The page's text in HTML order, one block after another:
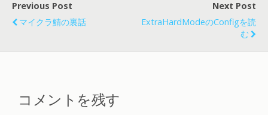
Previous Post
マイクラ鯖の裏話
Next Post
ExtraHardModeのconfigを読
む
コメントを残す